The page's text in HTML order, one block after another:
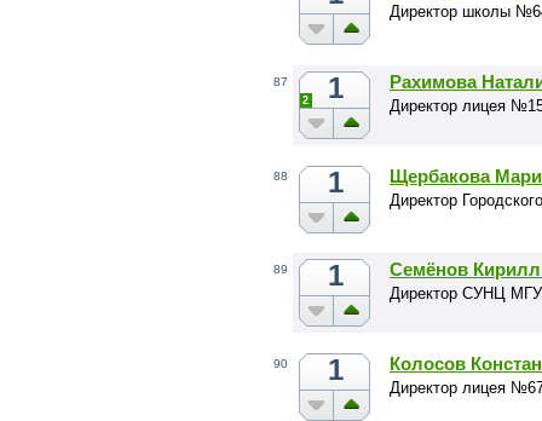
Директор школы
87 1
2
Рахимова
Директор лицея
88 1 Щербакова
Директор
89 1 Семёнов
Директор СУНЦ МГУ
90 1 Колосов
Директор лицея